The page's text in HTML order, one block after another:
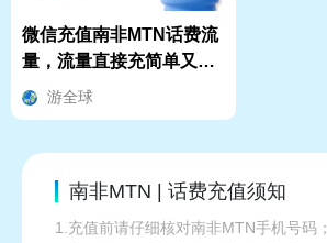
微信充值南非MTN话费流
量，流量直接充简单又省
心！游全球
南非MTN | 话费充值须知
1.充值前请仔细核对南非MTN手机号码；